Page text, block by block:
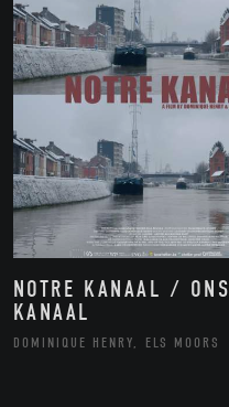
NOTRE KANAAL / ONS
KANAAL
DOMINIQUE HENRY, ELS MOORS